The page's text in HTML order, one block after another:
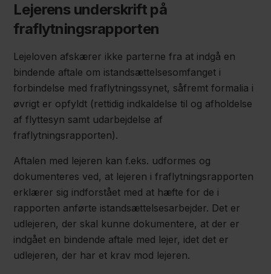
Lejerens underskrift på
fraflytningsrapporten
Lejeloven afskærer ikke parterne fra at indgå en
bindende aftale om istandsættelsesomfanget i
forbindelse med fraflytningssynet, såfremt formalia i
øvrigt er opfyldt (rettidig indkaldelse til og afholdelse
af flyttesyn samt udarbejdelse af
fraflytningsrapporten).
Aftalen med lejeren kan f.eks. udformes og
dokumenteres ved, at lejeren i fraflytningsrapporten
erklærer sig indforstået med at hæfte for de i
rapporten anførte istandsættelsesarbejder. Det er
udlejeren, der skal kunne dokumentere, at der er
indgået en bindende aftale med lejer, idet det er
udlejeren, der har et krav mod lejeren.